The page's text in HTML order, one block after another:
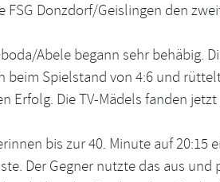
FSG Donzdorf/Geislingen den
Abele begann sehr behäbig.
beim Spielstand von 4:6 und
Erfolg. Die TV-Mädels fanden
bis zur 40. Minute auf
Der Gegner nutzte das aus